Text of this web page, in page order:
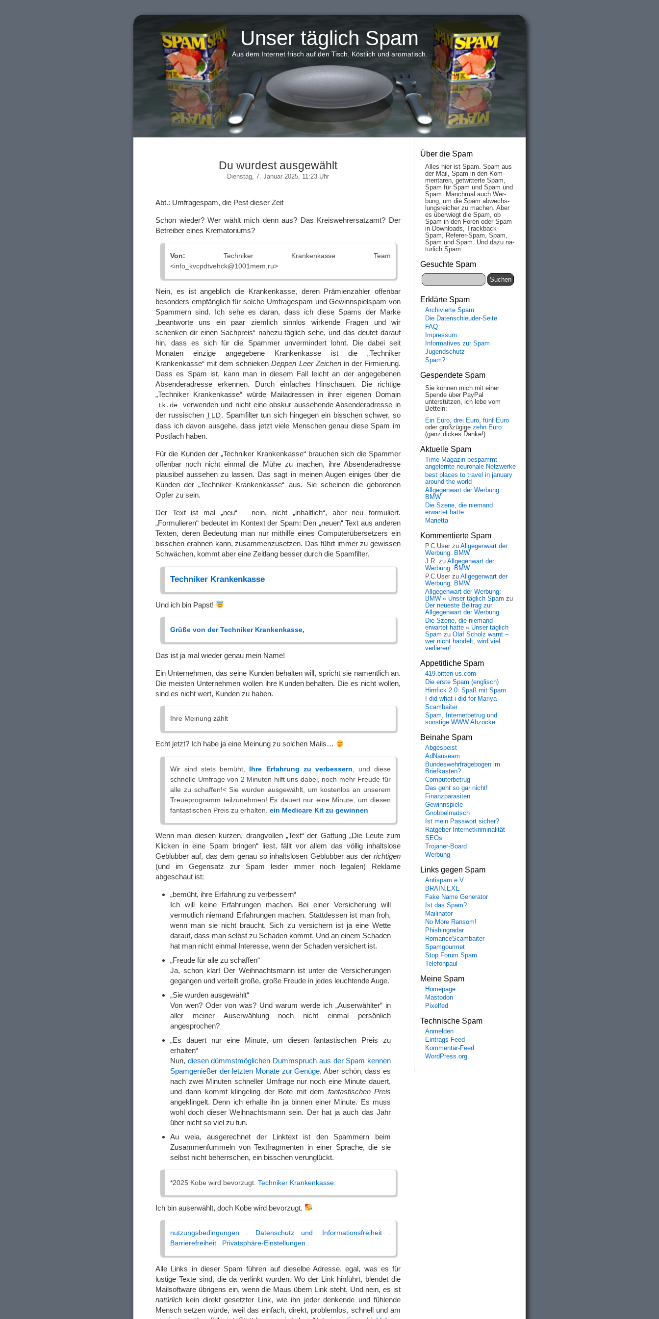
Unser täglich Spam
Aus dem Internet frisch auf den Tisch. Köstlich und aromatisch.
Du wurdest ausgewählt
Dienstag, 7. Januar 2025, 11:23 Uhr
Abt.: Umfragespam, die Pest dieser Zeit
Schon wieder? Wer wählt mich denn aus? Das Kreiswehrersatzamt? Der
Betreiber eines Krematoriums?
Von: Techniker Krankenkasse Team
<info_kvcpdtvehck@1001mem.ru>
Nein, es ist angeblich die Krankenkasse, deren Prämienzahler offenbar
besonders empfänglich für solche Umfragespam und Gewinnspielspam von
Spammern sind. Ich sehe es daran, dass ich diese Spams der Marke
„beantworte uns ein paar ziemlich sinnlos wirkende Fragen und wir
schenken dir einen Sachpreis“ nahezu täglich sehe, und das deutet darauf
hin, dass es sich für die Spammer unvermindert lohnt. Die dabei seit
Monaten einzige angegebene Krankenkasse ist die „Techniker
Krankenkasse“ mit dem schniekenDeppen Leer Zeichenin der Firmierung.
Dass es Spam ist, kann man in diesem Fall leicht an der angegebenen
Absenderadresse erkennen. Durch einfaches Hinschauen. Die richtige
„Techniker Krankenkasse“ würde Mailadressen in ihrer eigenen Domain
tk.de
verwenden und nicht eine obskur aussehende Absenderadresse in
der russischenTLD. Spamfilter tun sich hingegen ein bisschen schwer, so
dass ich davon ausgehe, dass jetzt viele Menschen genau diese Spam im
Postfach haben.
Für die Kunden der „Techniker Krankenkasse“ brauchen sich die Spammer
offenbar noch nicht einmal die Mühe zu machen, ihre Absenderadresse
plausibel aussehen zu lassen. Das sagt in meinen Augen einiges über die
Kunden der „Techniker Krankenkasse“ aus. Sie scheinen die geborenen
Opfer zu sein.
Der Text ist mal „neu“ – nein, nicht „inhaltlich“, aber neu formuliert.
„Formulieren“ bedeutet im Kontext der Spam: Den „neuen“ Text aus anderen
Texten, deren Bedeutung man nur mithilfe eines Computerübersetzers ein
bisschen erahnen kann, zusammenzusetzen. Das führt immer zu gewissen
Schwächen, kommt aber eine Zeitlang besser durch die Spamfilter.
Techniker Krankenkasse
Und ich bin Papst!
Grüße von der Techniker Krankenkasse,
Das ist ja mal wieder genau mein Name!
Ein Unternehmen, das seine Kunden behalten will, spricht sie namentlich an.
Die meisten Unternehmen wollen ihre Kunden behalten. Die es nicht wollen,
sind es nicht wert, Kunden zu haben.
Ihre Meinung zählt
Echt jetzt? Ich habe ja eine Meinung zu solchen Mails…
Wir sind stets bemüht, Ihre Erfahrung zu verbessern , und diese
schnelle Umfrage von 2 Minuten hilft uns dabei, noch mehr Freude für
alle zu schaffen!< Sie wurden ausgewählt, um kostenlos an unserem
Treueprogramm teilzunehmen! Es dauert nur eine Minute, um diesen
fantastischen Preis zu erhalten. ein Medicare Kit zu gewinnen
Wenn man diesen kurzen, drangvollen „Text“ der Gattung „Die Leute zum
Klicken in eine Spam bringen“ liest, fällt vor allem das völlig inhaltslose
Geblubber auf, das dem genau so inhaltslosen Geblubber aus der richtigen
(und im Gegensatz zur Spam leider immer noch legalen) Reklame
abgeschaut ist:
„bemüht, ihre Erfahrung zu verbessern“
Ich will keine Erfahrungen machen. Bei einer Versicherung will
vermutlich niemand Erfahrungen machen. Stattdessen ist man froh,
wenn man sie nicht braucht. Sich zu versichern ist ja eine Wette
darauf, dass man selbst zu Schaden kommt. Und an einem Schaden
hat man nicht einmal Interesse, wenn der Schaden versichert ist.
„Freude für alle zu schaffen“
Ja, schon klar! Der Weihnachtsmann ist unter die Versicherungen
gegangen und verteilt große, große Freude in jedes leuchtende Auge.
„Sie wurden ausgewählt“
Von wen? Oder von was? Und warum werde ich „Auserwählter“ in
aller meiner Auserwählung noch nicht einmal persönlich
angesprochen?
„Es dauert nur eine Minute, um diesen fantastischen Preis zu
erhalten“
Nun, diesen dümmstmöglichen Dummspruch aus der Spam kennen
Spamgenießer der letzten Monate zur Genüge. Aber schön, dass es
nach zwei Minuten schneller Umfrage nur noch eine Minute dauert,
und dann kommt klingeling der Bote mit dem fantastischen Preis
angeklingelt. Denn ich erhalte ihn ja binnen einer Minute. Es muss
wohl doch dieser Weihnachtsmann sein. Der hat ja auch das Jahr
über nicht so viel zu tun.
Au weia, ausgerechnet der Linktext ist den Spammern beim
Zusammenfummeln von Textfragmenten in einer Sprache, die sie
selbst nicht beherrschen, ein bisschen verunglückt.
*2025 Kobe wird bevorzugt. Techniker Krankenkasse.
Ich bin auserwählt, doch Kobe wird bevorzugt.
nutzungsbedingungen . Datenschutz und .Informationsfreiheit .
Barrierefreiheit . Privatsphäre-Einstellungen .
Alle Links in dieser Spam führen auf dieselbe Adresse, egal, was es für
lustige Texte sind, die da verlinkt wurden. Wo der Link hinführt, blendet die
Mailsoftware übrigens ein, wenn die Maus übern Link steht. Und nein, es ist
natürlich kein direkt gesetzter Link, wie ihn jeder denkende und fühlende
Mensch setzen würde, weil das einfach, direkt, problemlos, schnell und am
Über die Spam
Alles hier ist Spam. Spam aus
der Mail, Spam in den Kom­
men­taren, ge­twit­ter­te Spam,
Spam für Spam und Spam und
Spam. Manch­mal auch Wer­
bung, um die Spam ab­wechs­
lungs­reich­er zu mach­en. Aber
es über­wiegt die Spam, ob
Spam in den Fo­ren oder Spam
in Down­loads, Track­back-
Spam, Re­fe­rer-Spam, Spam,
Spam und Spam. Und da­zu na­
tür­lich Spam.
Gesuchte Spam
Erklärte Spam
Archivierte Spam
Die Datenschleuder-Seite
FAQ
Impressum
Informatives zur Spam
Jugendschutz
Spam?
Gespendete Spam
Sie können mich mit einer
Spende über PayPal
unterstützen, ich lebe vom
Betteln:
Ein Euro, drei Euro, fünf Euro
oder großzügige zehn Euro
(ganz dickes Danke!)
Aktuelle Spam
Time-Magazin bespammt
angelernte neuronale Netzwerke
best places to travel in january
around the world
Allgegenwart der Werbung:
BMW
Die Szene, die niemand
erwartet hatte
Marietta
Kommentierte Spam
P.C.User zu Allgegenwart der
Werbung: BMW
J.R. zu Allgegenwart der
Werbung: BMW
P.C.User zu Allgegenwart der
Werbung: BMW
Allgegenwart der Werbung:
BMW « Unser täglich Spam zu
Der neueste Beitrag zur
Allgegenwart der Werbung
Die Szene, die niemand
erwartet hatte « Unser täglich
Spam zu Olaf Scholz warnt –
wer nicht handelt, wird viel
verlieren!
Appetitliche Spam
419.bitten us.com
Die erste Spam (englisch)
Hirnfick 2.0: Spaß mit Spam
I did what i did for Mariya
Scambaiter
Spam, Internetbetrug und
sonstige WWW Abzocke
Beinahe Spam
Abgespeist
AdNauseam
Bundeswehrfragebogen im
Briefkasten?
Computerbetrug
Das geht so gar nicht!
Finanzparasiten
Gewinnspiele
Gnobbelmatsch
Ist mein Passwort sicher?
Ratgeber Internetkriminalität
SEOs
Trojaner-Board
Werbung
Links gegen Spam
Antispam e.V.
BRAIN.EXE
Fake Name Generator
Ist das Spam?
Mailinator
No More Ransom!
Phishingradar
RomanceScambaiter
Spamgourmet
Stop Forum Spam
Telefonpaul
Meine Spam
Homepage
Mastodon
Pixelfed
Technische Spam
Anmelden
Eintrags-Feed
Kommentar-Feed
WordPress.org